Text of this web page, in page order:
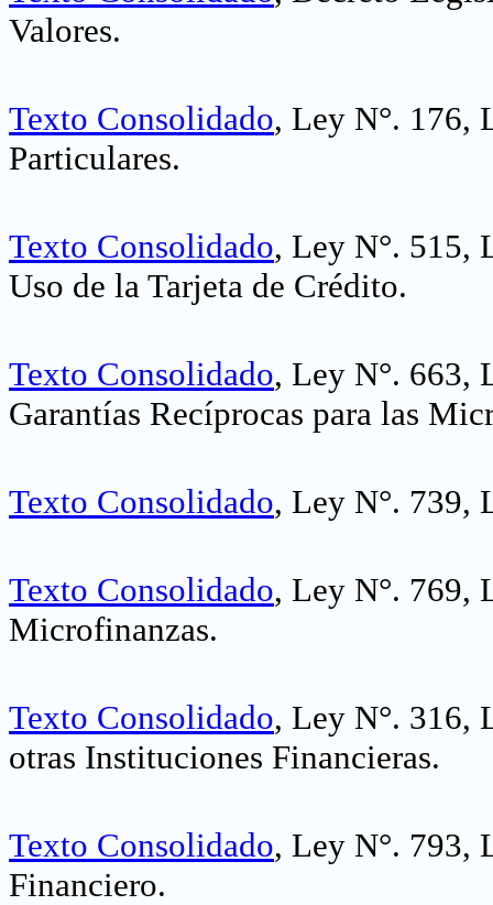
Valores.
Texto Consolidado, Ley N°. 176,
Particulares.
Texto Consolidado, Ley N°. 515,
Uso de la Tarjeta de Crédito.
Texto Consolidado, Ley N°. 663,
Garantías Recíprocas para las
Texto Consolidado, Ley N°. 739,
Texto Consolidado, Ley N°. 769,
Microfinanzas.
Texto Consolidado, Ley N°. 316,
otras Instituciones Financieras.
Texto Consolidado, Ley N°. 793,
Financiero.